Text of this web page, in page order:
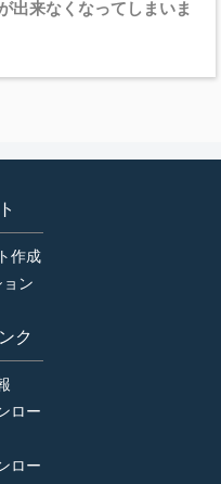
出来なくなってしまいま
作成
ョン
ク
ロー
ロー